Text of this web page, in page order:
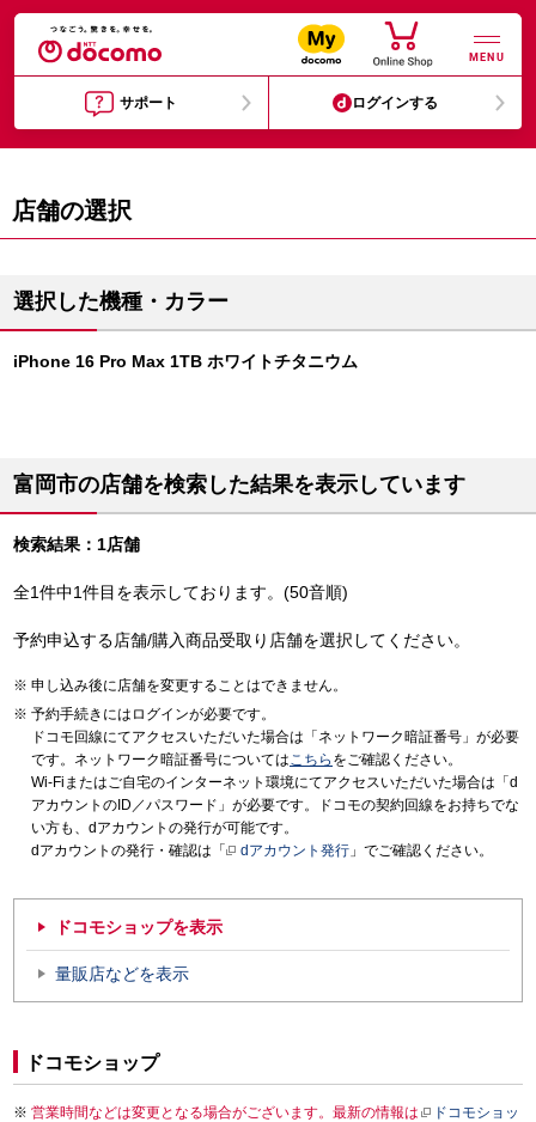
MENU
サポート ログインする
店舗の選択
選択した機種・カラー
iPhone 16 Pro Max 1TB ホワイトチタニウム
富岡市の店舗を検索した結果を表示しています
検索結果：1店舗
全1件中1件目を表示しております。(50音順)
予約申込する店舗/購入商品受取り店舗を選択してください。
申し込み後に店舗を変更することはできません。
予約手続きにはログインが必要です。
ドコモ回線にてアクセスいただいた場合は「ネットワーク暗証番号」が必要
です。ネットワーク暗証番号についてはこちら をご確認ください。
Wi-Fiまたはご自宅のインターネット環境にてアクセスいただいた場合は「d
アカウントのID／パスワード」が必要です。ドコモの契約回線をお持ちでな
い方も、dアカウントの発行が可能です。
dアカウントの発行・確認は「
dアカウント発行 」でご確認ください。
ドコモショップを表示
量販店などを表示
ドコモショップ
営業時間などは変更となる場合がございます。最新の情報は
ドコモショッ